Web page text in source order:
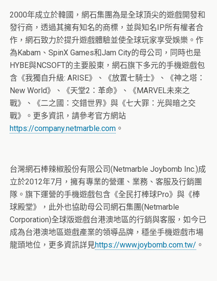
2000年成立於韓國，網石集團為是全球頂尖的遊戲開發和
發行商，透過其擁有知名的商標，並與知名IP所有權者合
作，網石致力於提升遊戲體驗並使全球玩家享受娛樂。作
為Kabam、SpinX Games和Jam City的母公司，同時也是
HYBE與NCSOFT的主要股東，網石旗下多元的手機遊戲包
含《我獨自升級: ARISE》、《放置七騎士》、《神之塔：
New World》、《天堂2：革命》、《MARVEL未來之
戰》、《二之國：交錯世界》與《七大罪：光與暗之交
戰》。更多資訊，請參考官方網站
https://company.netmarble.com 。
台灣網石棒辣椒股份有限公司(Netmarble Joybomb Inc.)成
立於2012年7月，擁有專業的營運、業務、客服及行銷團
隊。旗下運營的手機遊戲包含《全民打棒球Pro》與《棒
球殿堂》，此外也協助母公司網石集團(Netmarble
Corporation)全球版遊戲台港澳地區的行銷與客服，如今已
成為台港澳地區遊戲產業的領導品牌，穩坐手機遊戲市場
龍頭地位，更多資訊詳見https://www.joybomb.com.tw/ 。